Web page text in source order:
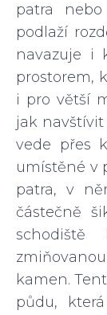
patra
podlaží
navazuje i
prostorem,
i pro větší
jak
vede přes
umístěné v
patra, v
částečně
schodiště
kamen.
půdu,